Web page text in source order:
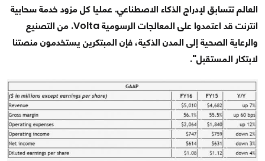
العالم تتسابق لإدراج الذكاء الاصطناعي. عمليا كل مزود خدمة سحابية
انترنت قد اعتمدوا على المعالجات الرسومية Volta. من التصنيع
والرعاية الصحية إلى المدن الذكية، فإن المبتكرين يستخدمون منصتنا
لابتكار المستقبل".